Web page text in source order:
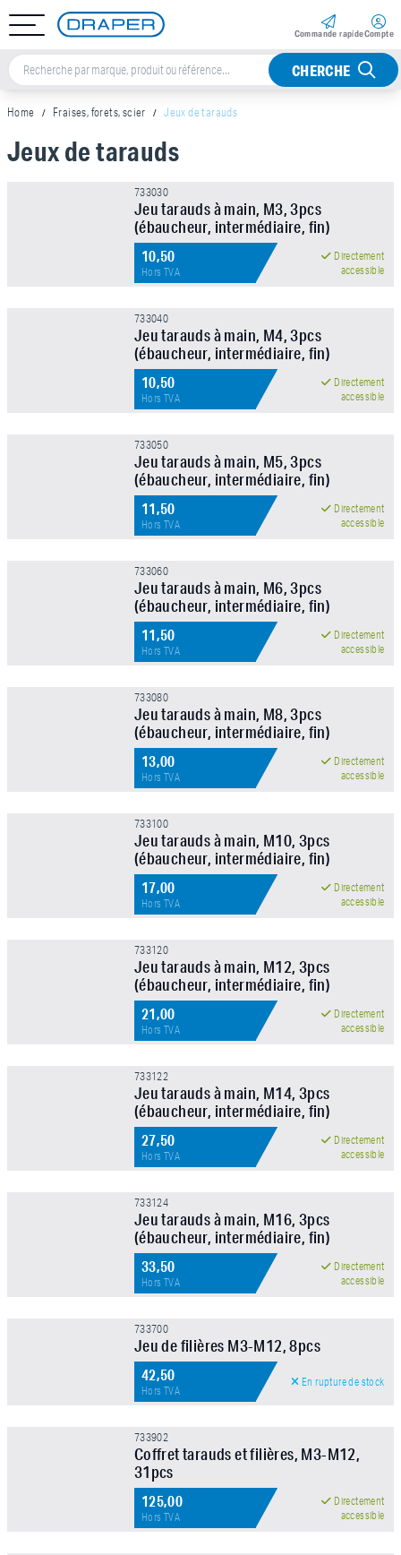
Commande rapideCompte
CHERCHE
Home Fraises, forets, scier Jeux de tarauds
Sorteer op
APPLIQUER LE FILTRE
Jeux de tarauds
733030
Jeu tarauds à main, M3, 3pcs
(ébaucheur, intermédiaire, fin)
10,50
Hors TVA
Directement
accessible
733040
Jeu tarauds à main, M4, 3pcs
(ébaucheur, intermédiaire, fin)
10,50
Hors TVA
Directement
accessible
733050
Jeu tarauds à main, M5, 3pcs
(ébaucheur, intermédiaire, fin)
11,50
Hors TVA
Directement
accessible
733060
Jeu tarauds à main, M6, 3pcs
(ébaucheur, intermédiaire, fin)
11,50
Hors TVA
Directement
accessible
733080
Jeu tarauds à main, M8, 3pcs
(ébaucheur, intermédiaire, fin)
13,00
Hors TVA
Directement
accessible
733100
Jeu tarauds à main, M10, 3pcs
(ébaucheur, intermédiaire, fin)
17,00
Hors TVA
Directement
accessible
733120
Jeu tarauds à main, M12, 3pcs
(ébaucheur, intermédiaire, fin)
21,00
Hors TVA
Directement
accessible
733122
Jeu tarauds à main, M14, 3pcs
(ébaucheur, intermédiaire, fin)
27,50
Hors TVA
Directement
accessible
733124
Jeu tarauds à main, M16, 3pcs
(ébaucheur, intermédiaire, fin)
33,50
Hors TVA
Directement
accessible
733700
Jeu de filières M3-M12, 8pcs
42,50
Hors TVA
En rupture de stock
733902
Coffret tarauds et filières, M3-M12,
31pcs
125,00
Hors TVA
Directement
accessible